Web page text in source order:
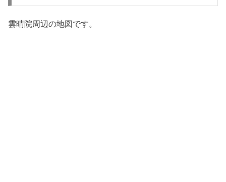
雲晴院周辺の地図です。